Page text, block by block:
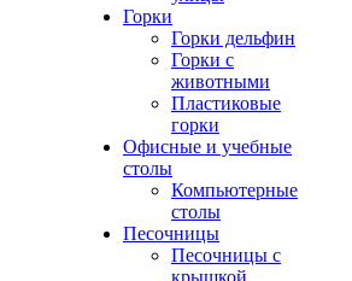
Горки
Горки дельфин
Горки с
животными
Пластиковые
горки
Офисные и учебные
столы
Компьютерные
столы
Песочницы
Песочницы с
крышкой